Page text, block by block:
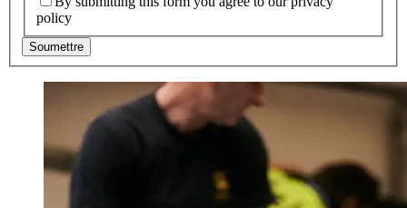
policy
Soumettre